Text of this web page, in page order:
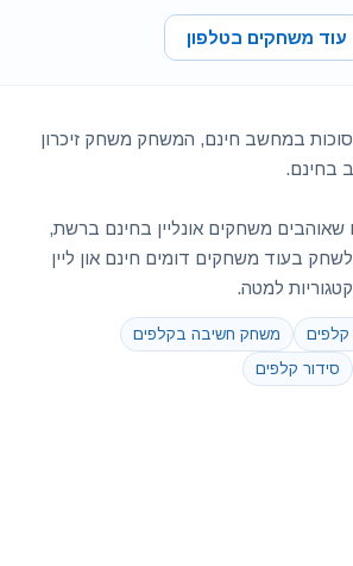
עוד משחקים בטלפון
במחשב חינם, המשחק משחק זיכרון
בחינם.
משחקים אונליין בחינם ברשת,
בעוד משחקים דומים חינם און ליין
למטה.
קלפים
משחק חשיבה בקלפים
סידור קלפים